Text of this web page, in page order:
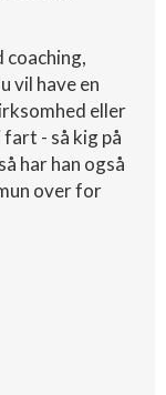
coaching,
vil have en
eller
- så kig på
har han også
over for